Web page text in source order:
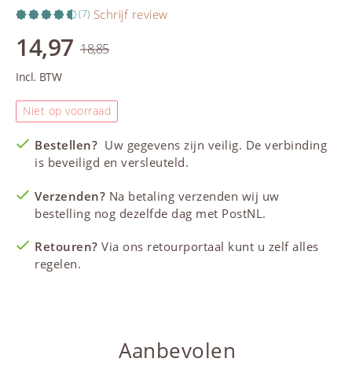
(7) Schrijf review
14,97 18,85
Incl. BTW
Niet op voorraad
Bestellen? Uw gegevens zijn veilig. De verbinding
is beveiligd en versleuteld.
Verzenden? Na betaling verzenden wij uw
bestelling nog dezelfde dag met PostNL.
Retouren? Via ons retourportaal kunt u zelf alles
regelen.
Aanbevolen